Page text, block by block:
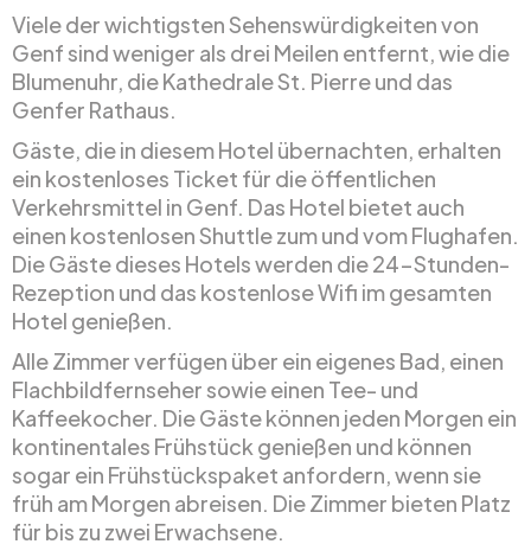
Viele der wichtigsten Sehenswürdigkeiten von
Genf sind weniger als drei Meilen entfernt, wie die
Blumenuhr, die Kathedrale St. Pierre und das
Genfer Rathaus.
Gäste, die in diesem Hotel übernachten, erhalten
ein kostenloses Ticket für die öffentlichen
Verkehrsmittel in Genf. Das Hotel bietet auch
einen kostenlosen Shuttle zum und vom Flughafen.
Die Gäste dieses Hotels werden die 24-Stunden-
Rezeption und das kostenlose Wifi im gesamten
Hotel genießen.
Alle Zimmer verfügen über ein eigenes Bad, einen
Flachbildfernseher sowie einen Tee- und
Kaffeekocher. Die Gäste können jeden Morgen ein
kontinentales Frühstück genießen und können
sogar ein Frühstückspaket anfordern, wenn sie
früh am Morgen abreisen. Die Zimmer bieten Platz
für bis zu zwei Erwachsene.